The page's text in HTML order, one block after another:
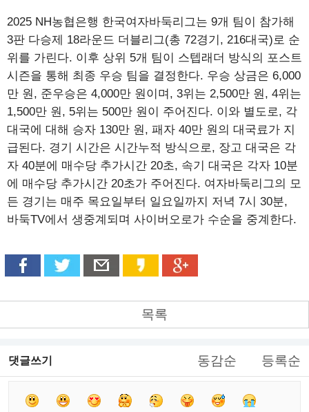
2025 NH농협은행 한국여자바둑리그는 9개 팀이 참가해
3판 다승제 18라운드 더블리그(총 72경기, 216대국)로 순
위를 가린다. 이후 상위 5개 팀이 스텝래더 방식의 포스트
시즌을 통해 최종 우승 팀을 결정한다. 우승 상금은 6,000
만 원, 준우승은 4,000만 원이며, 3위는 2,500만 원, 4위는
1,500만 원, 5위는 500만 원이 주어진다. 이와 별도로, 각
대국에 대해 승자 130만 원, 패자 40만 원의 대국료가 지
급된다. 경기 시간은 시간누적 방식으로, 장고 대국은 각
자 40분에 매수당 추가시간 20초, 속기 대국은 각자 10분
에 매수당 추가시간 20초가 주어진다. 여자바둑리그의 모
든 경기는 매주 목요일부터 일요일까지 저녁 7시 30분,
바둑TV에서 생중계되며 사이버오로가 수순을 중계한다.
목록
댓글쓰기 동감순 등록순